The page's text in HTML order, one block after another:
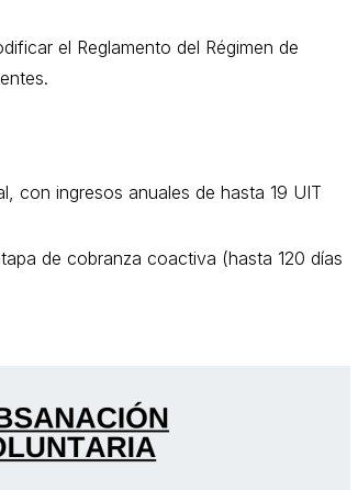
el Reglamento del Régimen de
con ingresos anuales de hasta 19 UIT
de cobranza coactiva (hasta 120 días